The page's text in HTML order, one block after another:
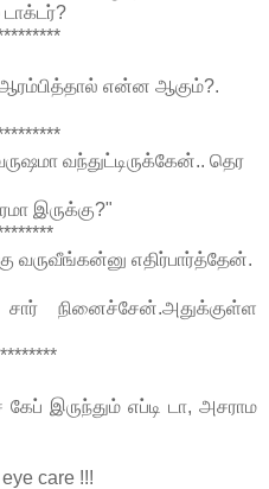
என்ன ஆகும்?.
வந்துட்டிருக்கேன்.. தெர
இருக்கு?"
வருவீங்கன்னு எதிர்பார்த்தேன்.
நினைச்சேன்.அதுக்குள்ள
இருந்தும் எப்டி டா, அசராம
care !!!